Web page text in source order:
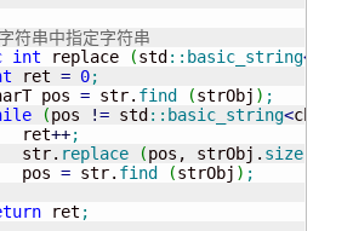
符串中指定字符串
int replace (std :: basic_string<
ret = 0;
pos
= str. find (strObj ) ;
(pos != std :: basic_string<charT
ret
++;
str.
replace (pos, strObj. size
pos
= str. find (strObj ) ;
ret ;